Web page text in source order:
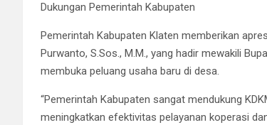
Dukungan Pemerintah Kabupaten
Pemerintah Kabupaten Klaten memberikan
Purwanto, S.Sos., M.M., yang hadir mewakili
membuka peluang usaha baru di desa.
“Pemerintah Kabupaten sangat mendukung
meningkatkan efektivitas pelayanan koperasi